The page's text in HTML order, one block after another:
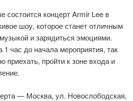
состоится концерт Armir Lee в
шоу, которое станет отличным
и зарядиться эмоциями.
1 час до начала мероприятия, так
приехать, пройти к зоне входа и
— Москва, ул. Новослободская,